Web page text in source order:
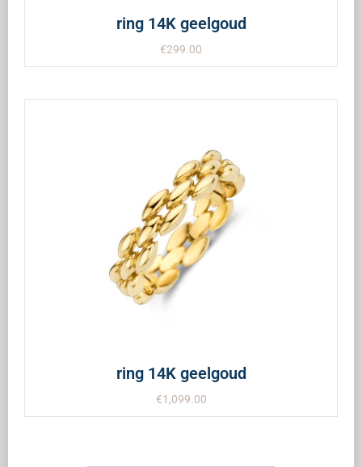
ring 14K geelgoud
€299.00
ring 14K geelgoud
€1,099.00